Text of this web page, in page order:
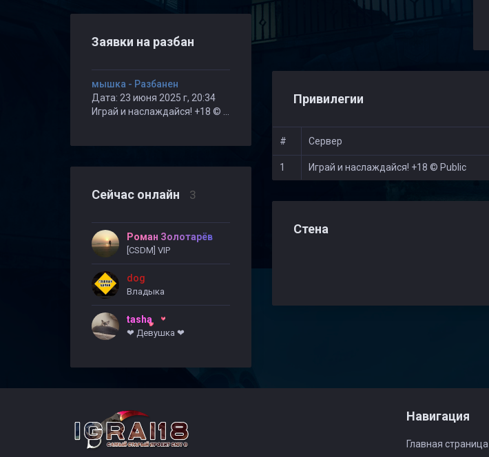
Привилегии
# Сервер
1 Играй и наслаждайся! +18 © Public
Стена
Заявки на разбан
мышка - Разбанен
Дата: 23 июня 2025 г, 20:34
Сейчас онлайн 3
Роман Золотарёв
[CSDM] VIP
dog
Владыка
tasha
❤ Девушка ❤
Навигация
Главная страница